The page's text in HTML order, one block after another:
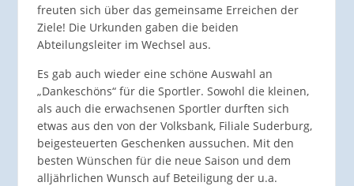
freuten sich über das gemeinsame Erreichen der
Ziele! Die Urkunden gaben die beiden
Abteilungsleiter im Wechsel aus.
Es gab auch wieder eine schöne Auswahl an
„Dankeschöns“ für die Sportler. Sowohl die kleinen,
als auch die erwachsenen Sportler durften sich
etwas aus den von der Volksbank, Filiale Suderburg,
beigesteuerten Geschenken aussuchen. Mit den
besten Wünschen für die neue Saison und dem
alljährlichen Wunsch auf Beteiligung der u.a.